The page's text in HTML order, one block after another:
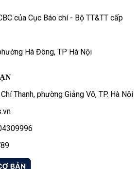
của Cục Báo chí - Bộ TT&TT cấp
Hà Đông, TP Hà Nội
Thanh, phường Giảng Võ, TP. Hà Nội